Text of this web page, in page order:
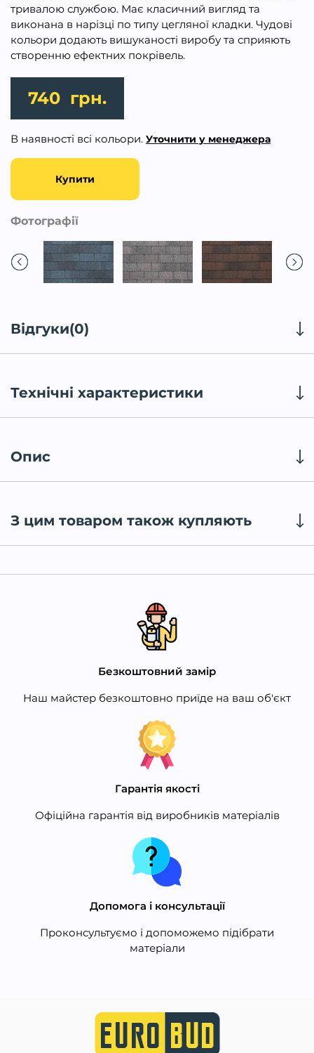
тривалою службою. Має класичний вигляд та
виконана в нарізці по типу цегляної кладки. Чудові
кольори додають вишуканості виробу та сприяють
створенню ефектних покрівель.
740 грн.
В наявності всі кольори. Уточнити у менеджера
Купити
Фотографії
Відгуки(0)
Технічні характеристики
Опис
З цим товаром також купляють
Безкоштовний замір
Наш майстер безкоштовно приїде на ваш об'єкт
Гарантія якості
Офіційна гарантія від виробників матеріалів
Допомога і консультації
Проконсультуємо і допоможемо підібрати
матеріали